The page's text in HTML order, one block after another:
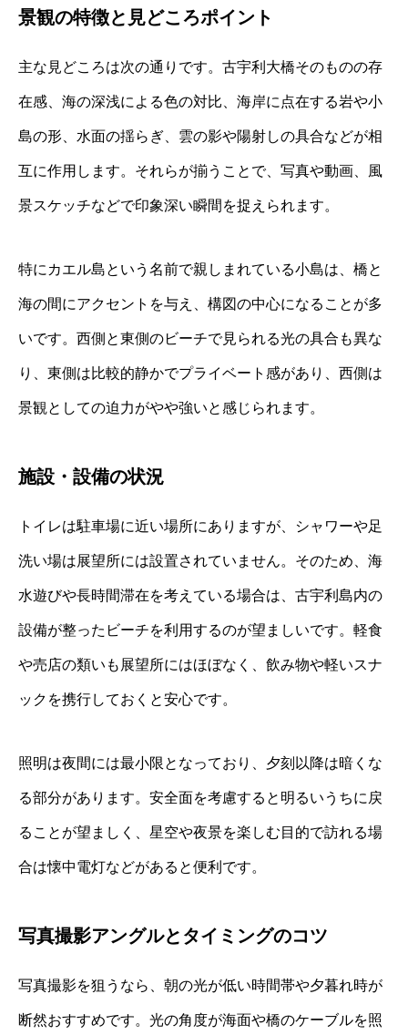
景観の特徴と見どころポイント
主な見どころは次の通りです。古宇利大橋そのものの存
在感、海の深浅による色の対比、海岸に点在する岩や小
島の形、水面の揺らぎ、雲の影や陽射しの具合などが相
互に作用します。それらが揃うことで、写真や動画、風
景スケッチなどで印象深い瞬間を捉えられます。
特にカエル島という名前で親しまれている小島は、橋と
海の間にアクセントを与え、構図の中心になることが多
いです。西側と東側のビーチで見られる光の具合も異な
り、東側は比較的静かでプライベート感があり、西側は
景観としての迫力がやや強いと感じられます。
施設・設備の状況
トイレは駐車場に近い場所にありますが、シャワーや足
洗い場は展望所には設置されていません。そのため、海
水遊びや長時間滞在を考えている場合は、古宇利島内の
設備が整ったビーチを利用するのが望ましいです。軽食
や売店の類いも展望所にはほぼなく、飲み物や軽いスナ
ックを携行しておくと安心です。
照明は夜間には最小限となっており、夕刻以降は暗くな
る部分があります。安全面を考慮すると明るいうちに戻
ることが望ましく、星空や夜景を楽しむ目的で訪れる場
合は懐中電灯などがあると便利です。
写真撮影アングルとタイミングのコツ
写真撮影を狙うなら、朝の光が低い時間帯や夕暮れ時が
断然おすすめです。光の角度が海面や橋のケーブルを照